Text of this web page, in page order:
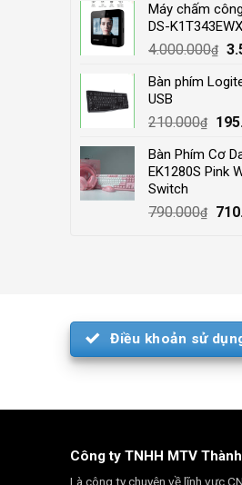
Máy chấm
DS-K1T343EWX
4.000.000₫
Bàn phím
USB
210.000₫
Bàn Phím Cơ
EK1280S Pink
Switch
790.000₫
Điều khoản sử
Công ty TNHH MTV
Là công ty chuyên về lĩnh vực